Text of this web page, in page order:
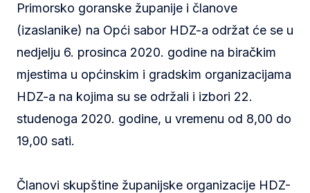
Primorsko goranske županije i članove
(izaslanike) na Opći sabor HDZ-a održat će se u
nedjelju 6. prosinca 2020. godine na biračkim
mjestima u općinskim i gradskim organizacijama
HDZ-a na kojima su se održali i izbori 22.
studenoga 2020. godine, u vremenu od 8,00 do
19,00 sati.
Članovi skupštine županijske organizacije HDZ-